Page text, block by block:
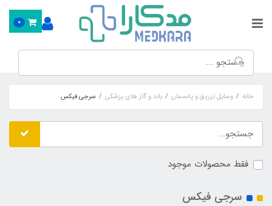
0
خانه وسایل تزریق و پانسمان باند و گاز های پزشکی سرجی فیکس
فقط محصولات موجود
سرجی فیکس